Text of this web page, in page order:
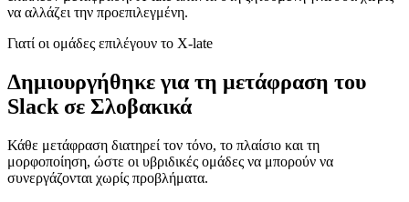
να αλλάζει την προεπιλεγμένη.
Γιατί οι ομάδες επιλέγουν το X-late
Δημιουργήθηκε για τη μετάφραση του
Slack σε Σλοβακικά
Κάθε μετάφραση διατηρεί τον τόνο, το πλαίσιο και τη
μορφοποίηση, ώστε οι υβριδικές ομάδες να μπορούν να
συνεργάζονται χωρίς προβλήματα.